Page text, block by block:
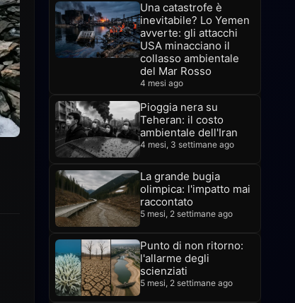
Una catastrofe è
inevitabile? Lo Yemen
avverte: gli attacchi
USA minacciano il
collasso ambientale
del Mar Rosso
4 mesi ago
Pioggia nera su
Teheran: il costo
ambientale dell'Iran
4 mesi, 3 settimane ago
La grande bugia
olimpica: l'impatto mai
raccontato
5 mesi, 2 settimane ago
Punto di non ritorno:
l'allarme degli
scienziati
5 mesi, 2 settimane ago